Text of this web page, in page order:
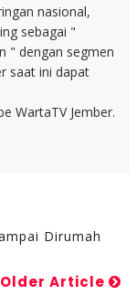
nasional,
sebagai "
" dengan segmen
saat ini dapat
WartaTV Jember.
Dirumah
Older Article